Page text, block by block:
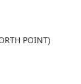
POINT)